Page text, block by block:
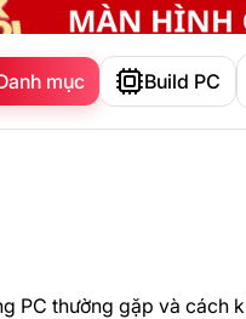
mục Build PC
PC thường gặp và cách